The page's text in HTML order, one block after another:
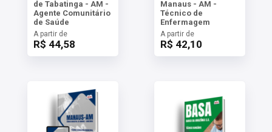
de Tabatinga - AM -
Agente Comunitário
de Saúde
A partir de
R$ 44,58
Manaus - AM -
Técnico de
Enfermagem
A partir de
R$ 42,10